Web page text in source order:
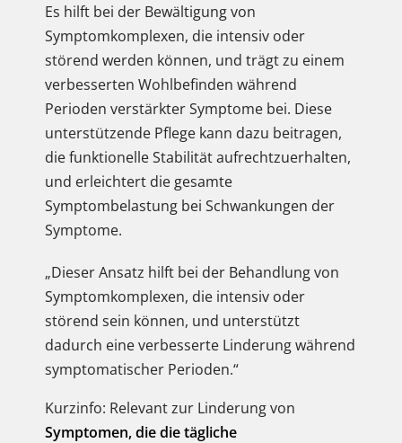
Es hilft bei der Bewältigung von
Symptomkomplexen, die intensiv oder
störend werden können, und trägt zu einem
verbesserten Wohlbefinden während
Perioden verstärkter Symptome bei. Diese
unterstützende Pflege kann dazu beitragen,
die funktionelle Stabilität aufrechtzuerhalten,
und erleichtert die gesamte
Symptombelastung bei Schwankungen der
Symptome.
„Dieser Ansatz hilft bei der Behandlung von
Symptomkomplexen, die intensiv oder
störend sein können, und unterstützt
dadurch eine verbesserte Linderung während
symptomatischer Perioden.“
Kurzinfo: Relevant zur Linderung von
Symptomen, die die tägliche